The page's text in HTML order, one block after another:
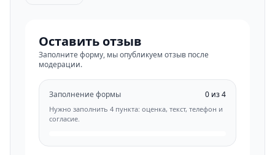
Оставить отзыв
Заполните форму, мы опубликуем отзыв после
модерации.
Заполнение формы 0 из 4
Нужно заполнить 4 пункта: оценка, текст, телефон и
согласие.